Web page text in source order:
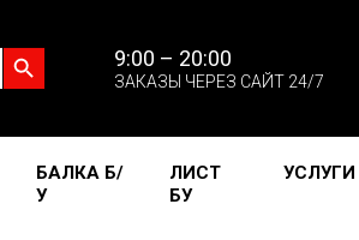
Search Button 9:00 – 20:00
ЗАКАЗЫ ЧЕРЕЗ САЙТ 24/7
БАЛКА Б/
У
ЛИСТ
БУ
УСЛУГИ